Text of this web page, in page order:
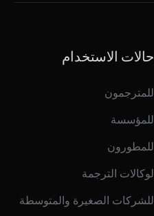
حالات الاستخدام
للمترجمون
للمؤسسة
للمطورون
لوكالات الترجمة
للشركات الصغيرة والمتوسطة